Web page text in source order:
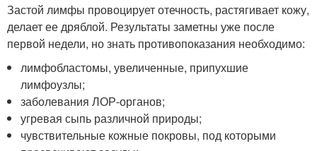
Застой лимфы провоцирует отечность, растягивает кожу,
делает ее дряблой. Результаты заметны уже после
первой недели, но знать противопоказания необходимо:
лимфобластомы, увеличенные, припухшие
лимфоузлы;
заболевания ЛОР-органов;
угревая сыпь различной природы;
чувствительные кожные покровы, под которыми